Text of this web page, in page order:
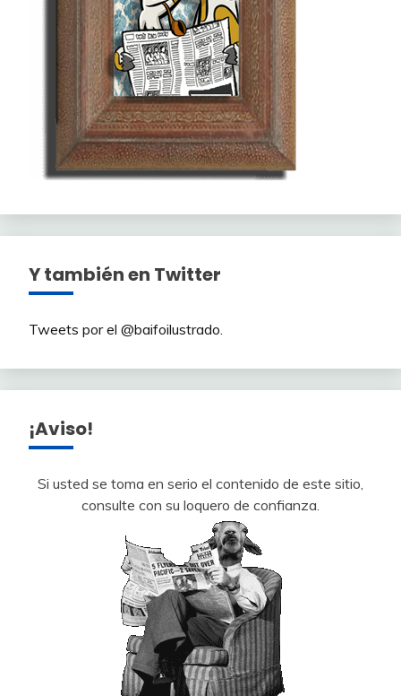
Y también en Twitter
Tweets por el @baifoilustrado.
¡Aviso!
Si usted se toma en serio el contenido de este sitio,
consulte con su loquero de confianza.